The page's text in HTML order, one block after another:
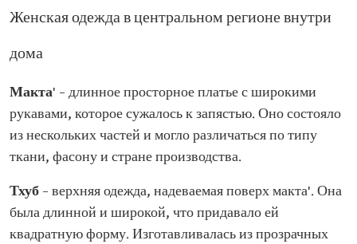
Женская одежда в центральном регионе внутри
дома
Макта' – длинное просторное платье с широкими
рукавами, которое сужалось к запястью. Оно состояло
из нескольких частей и могло различаться по типу
ткани, фасону и стране производства.
Тхуб – верхняя одежда, надеваемая поверх макта'. Она
была длинной и широкой, что придавало ей
квадратную форму. Изготавливалась из прозрачных